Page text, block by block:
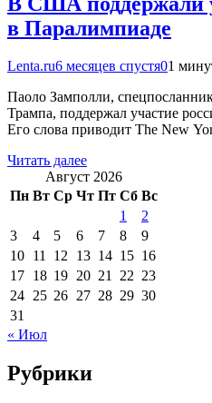
в Паралимпиаде
Lenta.ru6 месяцев спустя01
Паоло Замполли,
Трампа, поддержал участие
Его слова приводит The New
Читать далее
Август 2026
Пн Вт Ср Чт Пт Сб Вс
1
2
3
4 5 6 7 8
9
10 11 12 13 14 15 16
17 18 19 20 21 22 23
24 25 26 27 28 29 30
31
« Июл
Рубрики